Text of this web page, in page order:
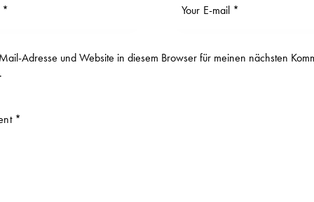
Adresse und Website in diesem Browser für meinen nächsten